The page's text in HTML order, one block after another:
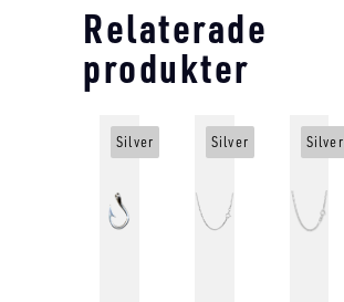
Relaterade
produkter
Silver Silver Silver